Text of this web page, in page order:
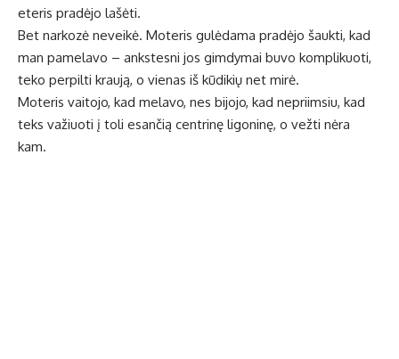
eteris pradėjo lašėti.
Bet narkozė neveikė. Moteris gulėdama pradėjo šaukti, kad
man pamelavo – ankstesni jos gimdymai buvo komplikuoti,
teko perpilti kraują, o vienas iš kūdikių net mirė.
Moteris vaitojo, kad melavo, nes bijojo, kad nepriimsiu, kad
teks važiuoti į toli esančią centrinę ligoninę, o vežti nėra
kam.